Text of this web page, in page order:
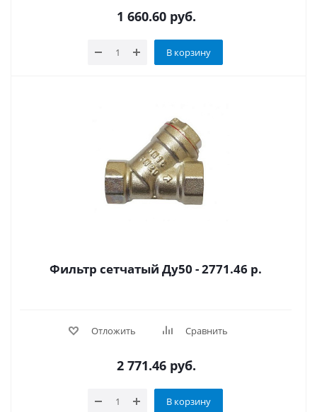
1 660.60руб.
В корзину
Фильтр сетчатый Ду50 - 2771.46 р.
Отложить Сравнить
2 771.46руб.
В корзину